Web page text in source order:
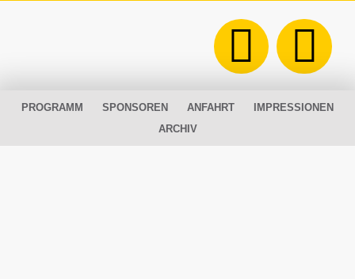
PROGRAMM SPONSOREN ANFAHRT
IMPRESSIONEN
ARCHIV